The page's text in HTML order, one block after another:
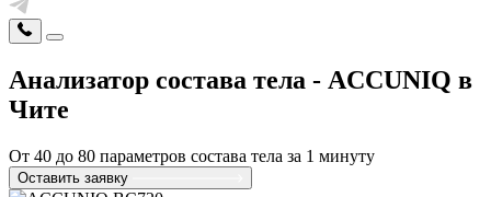
Анализатор состава тела - ACCUNIQ в
Чите
От 40 до 80 параметров состава тела за 1 минуту
Оставить заявку